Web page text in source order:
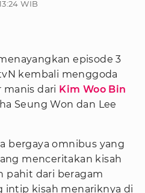
WIB
episode 3
kembali menggoda
dari Kim Woo Bin
Seung Won dan Lee
bergaya omnibus yang
menceritakan kisah
pahit dari beragam
intip kisah menariknya di